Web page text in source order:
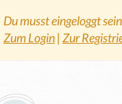
Du musst eingeloggt
Zum Login| Zur